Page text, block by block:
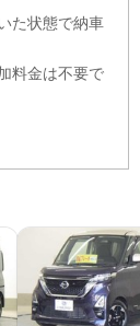
た状態で納車
料金は不要で